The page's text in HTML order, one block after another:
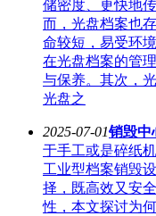
储密度、更快地
而，光盘档案也
命较短，易受环
在光盘档案的管
与保养。其次，
光盘之
2025-07-01销毁中
于手工或是碎纸
工业型档案销毁
择，既高效又安
性，本文探讨为